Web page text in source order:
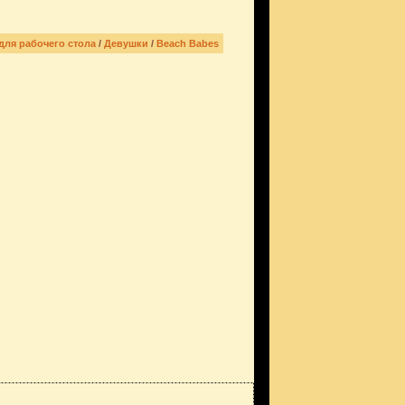
рабочего стола / Девушки / Beach Babes